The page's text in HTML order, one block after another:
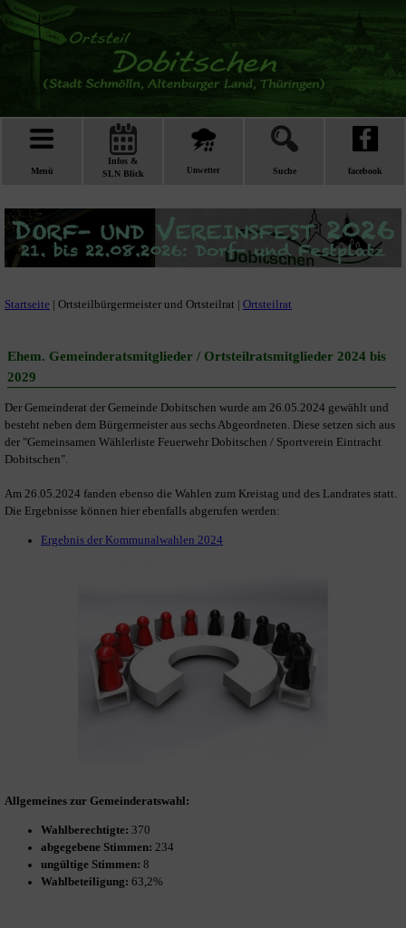
Menü
Infos &
SLN Blick
Unwetter Suche facebook
Startseite | Ortsteilbürgermeister und Ortsteilrat | Ortsteilrat
Ehem. Gemeinderatsmitglieder / Ortsteilratsmitglieder 2024 bis
2029
Der Gemeinderat der Gemeinde Dobitschen wurde am 26.05.2024 gewählt und
besteht neben dem Bürgermeister aus sechs Abgeordneten. Diese setzen sich aus
der "Gemeinsamen Wählerliste Feuerwehr Dobitschen / Sportverein Eintracht
Dobitschen".
Am 26.05.2024 fanden ebenso die Wahlen zum Kreistag und des Landrates statt.
Die Ergebnisse können hier ebenfalls abgerufen werden:
Ergebnis der Kommunalwahlen 2024
Allgemeines zur Gemeinderatswahl:
Wahlberechtigte: 370
abgegebene Stimmen: 234
ungültige Stimmen: 8
Wahlbeteiligung: 63,2%